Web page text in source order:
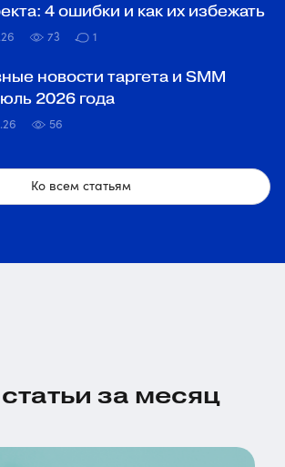
4 ошибки и как их избежать
73 1
новости таргета и SMM
2026 года
56
Ко всем статьям
за месяц